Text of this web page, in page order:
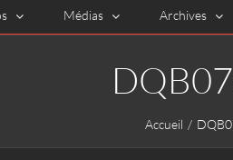
Médias Archives
Accueil